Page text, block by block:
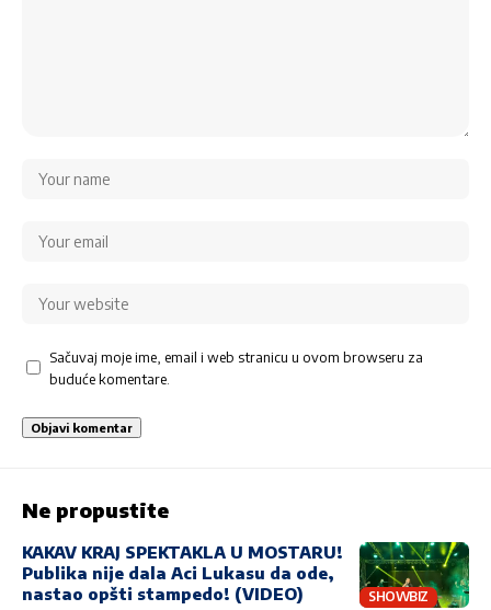
Sačuvaj moje ime, email i web stranicu u ovom browseru za
buduće komentare.
Ne propustite
SHOWBIZ
KAKAV KRAJ SPEKTAKLA U MOSTARU!
Publika nije dala Aci Lukasu da ode,
nastao opšti stampedo! (VIDEO)